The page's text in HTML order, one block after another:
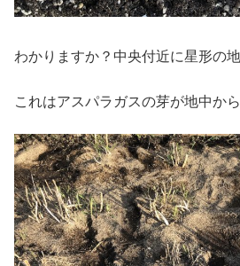
わかりますか？中央付近に星形の
これはアスパラガスの芽が地中か